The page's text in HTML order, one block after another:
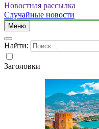
Новостная рассылка
Случайные новости
Меню
Найти:
Заголовки